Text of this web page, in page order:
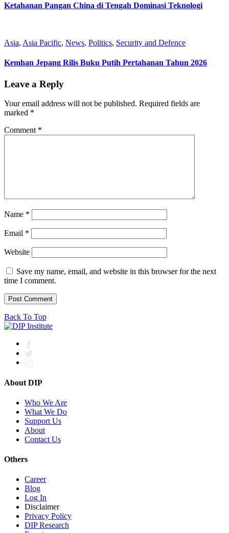
Ketahanan Pangan China di Tengah Dominasi Teknologi
Asia, Asia Pacific, News, Politics, Security and Defence
Kemhan Jepang Rilis Buku Putih Pertahanan Tahun 2026
Leave a Reply
Your email address will not be published. Required fields are
marked *
Comment *
Name *
Email *
Website
Save my name, email, and website in this browser for the next
time I comment.
Back To Top
About DIP
Who We Are
What We Do
Support Us
About
Contact Us
Others
Career
Blog
Log In
Disclaimer
Privacy Policy
DIP Research